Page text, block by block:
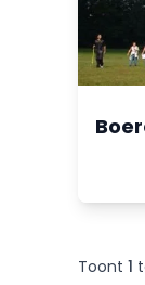
Toont 1